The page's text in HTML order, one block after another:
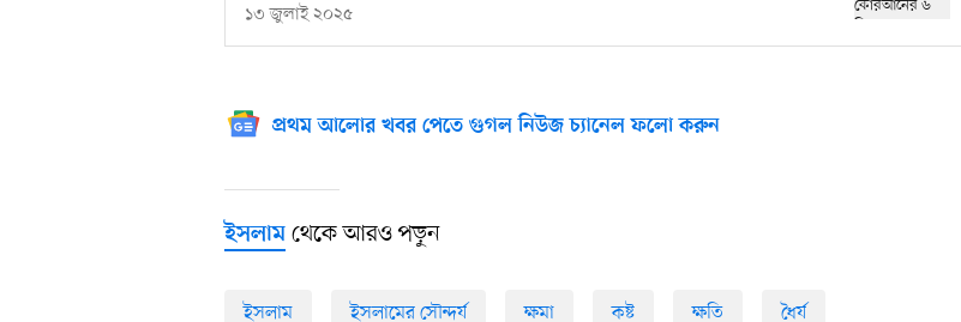
১৩ জুলাই ২০২৫
প্রথম আলোর খবর পেতে গুগল নিউজ চ্যানেল ফলো করুন
ইসলাম থেকে আরও পড়ুন
ইসলাম ইসলামের সৌন্দর্য ক্ষমা কষ্ট ক্ষতি ধৈর্য